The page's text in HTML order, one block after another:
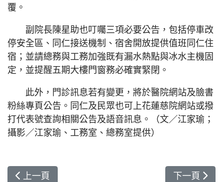
覆。
副院長陳星助也叮囑三項必要公告，包括停車改
停安全區、同仁接送機制、宿舍開放提供值班同仁住
宿；並請總務與工務加強既有漏水熱點與冰水主機固
定，並提醒五期大樓門窗務必確實緊閉。
此外，門診訊息若有變更，將於醫院網站及臉書
粉絲專頁公告。同仁及民眾也可上花蓮慈院網站或撥
打代表號查詢相關公告及語音訊息。（文／江家瑜；
攝影／江家瑜、工務室、總務室提供）
上一篇文章: 提升轉診效率與醫療品質 花蓮慈院與
上一頁 下一篇文章
下一頁